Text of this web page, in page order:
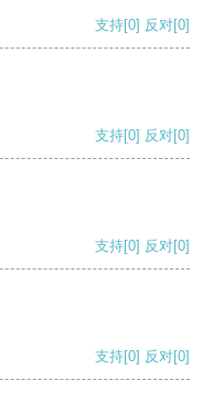
支持[0] 反对[0]
支持[0] 反对[0]
支持[0] 反对[0]
支持[0] 反对[0]